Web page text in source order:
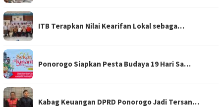
ITB Terapkan Nilai Kearifan Lokal sebaga…
Ponorogo Siapkan Pesta Budaya 19 Hari Sa…
Kabag Keuangan DPRD Ponorogo Jadi Tersan…